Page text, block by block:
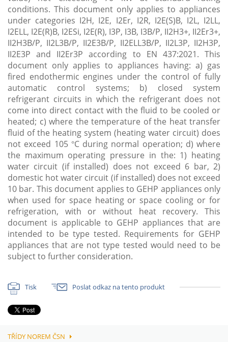
conditions. This document only applies to appliances
under categories I2H, I2E, I2Er, I2R, I2E(S)B, I2L, I2LL,
I2ELL, I2E(R)B, I2ESi, I2E(R), I3P, I3B, I3B/P, II2H3+, II2Er3+,
II2H3B/P, II2L3B/P, II2E3B/P, II2ELL3B/P, II2L3P, II2H3P,
II2E3P and II2Er3P according to EN 437:2021. This
document only applies to appliances having: a) gas
fired endothermic engines under the control of fully
automatic control systems; b) closed system
refrigerant circuits in which the refrigerant does not
come into direct contact with the fluid to be cooled or
heated; c) where the temperature of the heat transfer
fluid of the heating system (heating water circuit) does
not exceed 105 °C during normal operation; d) where
the maximum operating pressure in the: 1) heating
water circuit (if installed) does not exceed 6 bar, 2)
domestic hot water circuit (if installed) does not exceed
10 bar. This document applies to GEHP appliances only
when used for space heating or space cooling or for
refrigeration, with or without heat recovery. This
document is applicable to GEHP appliances that are
intended to be type tested. Requirements for GEHP
appliances that are not type tested would need to be
subject to further consideration.
Tisk Poslat odkaz na tento produkt
TŘÍDY NOREM ČSN